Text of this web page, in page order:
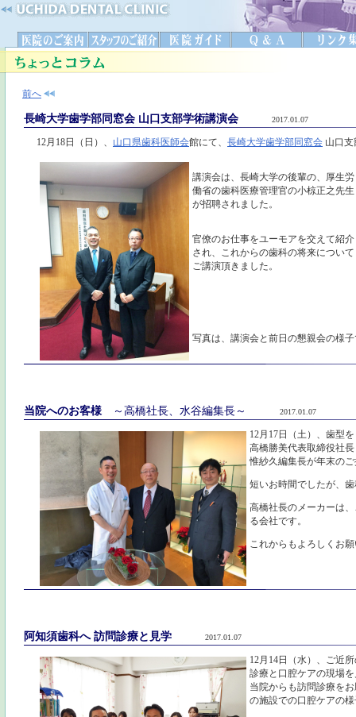
前へ
長崎大学歯学部同窓会 山口支部学術講演会 2017.01.07
12月18日（日）、 山口県歯科医師会館にて、 長崎大学歯学部同窓会 山口
講演会は、長崎大学の後輩の、厚生労
働省の歯科医療管理官の小椋正之先生
が招聘されました。
官僚のお仕事をユーモアを交えて紹介
され、これからの歯科の将来について
ご講演頂きました。
写真は、講演会と前日の懇親会の様
当院へのお客様 ～高橋社長、水谷編集長～ 2017.01.07
12月17日（土）、歯型
高橋勝美代表取締役社
惟紗久編集長が年末の
短いお時間でしたが、
高橋社長のメーカーは
る会社です。
これからもよろしくお
阿知須歯科へ 訪問診療と見学 2017.01.07
12月14日（水）、ご近
診療と口腔ケアの現場
当院からも訪問診療を
の施設での口腔ケアの